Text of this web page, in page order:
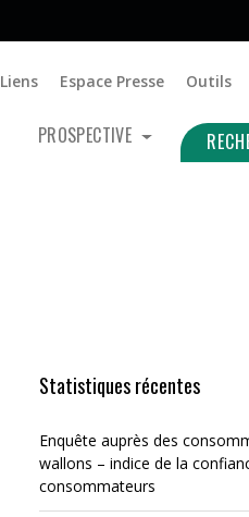
Liens Espace Presse Outils
PROSPECTIVE
Statistiques récentes
Enquête auprès des
wallons – indice de la
consommateurs